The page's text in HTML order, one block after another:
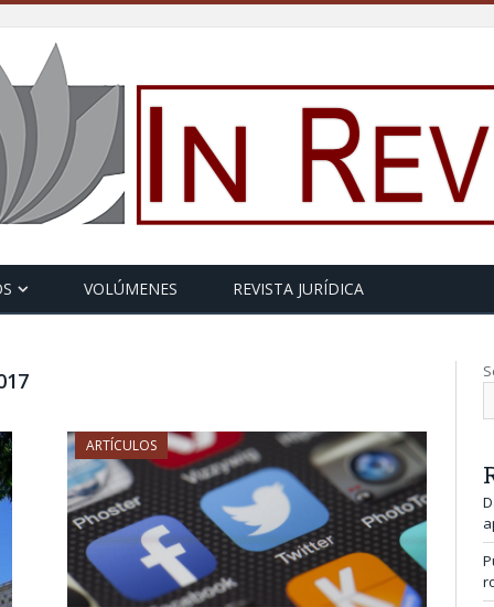
VOLÚMENES REVISTA JURÍDICA
ARTÍCULOS